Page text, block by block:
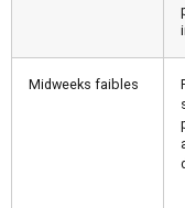
Midweeks faibles